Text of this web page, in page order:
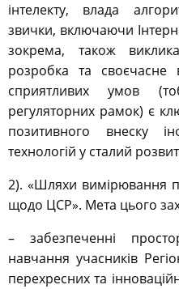
інтелекту, влада
звички, включаючи
зокрема, також
розробка та своєчасне
сприятливих умов
регуляторних рамок) є
позитивного внеску
технологій у сталий
2). «Шляхи вимірювання
щодо ЦСР». Мета цього
– забезпеченні
навчання учасників
перехресних та